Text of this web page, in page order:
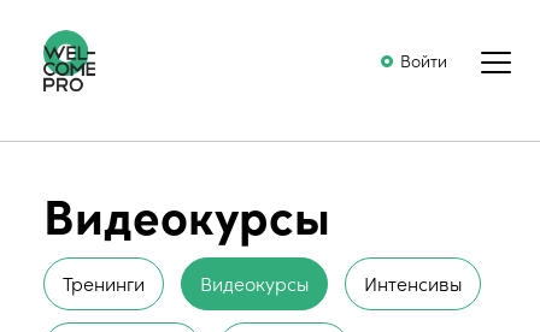
Войти
Видеокурсы
Тренинги Видеокурсы Интенсивы